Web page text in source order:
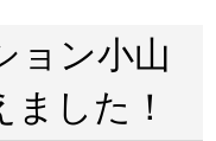
ョン小山
した！